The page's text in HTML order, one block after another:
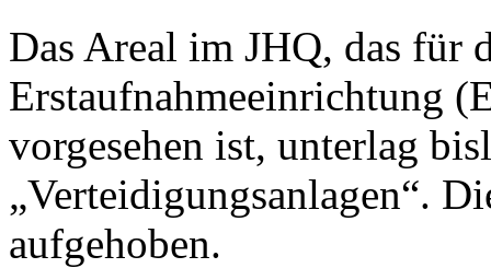
Das Areal im JHQ, das für
Erstaufnahmeeinrichtung
vorgesehen ist, unterlag
„Verteidigungsanlagen“.
aufgehoben.